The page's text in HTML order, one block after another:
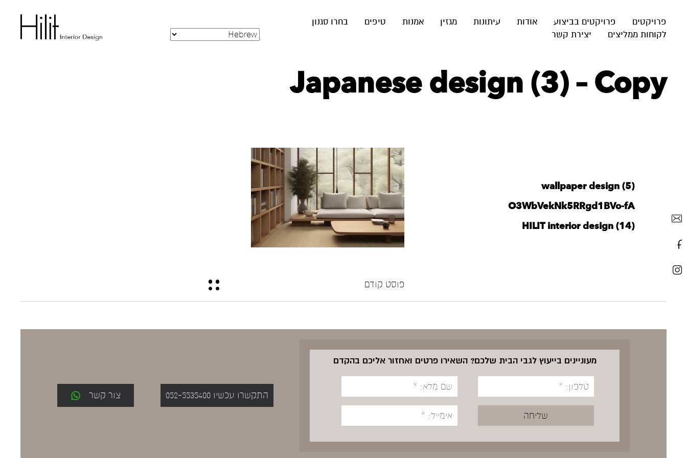
פרויקטים פרויקטים בביצוע אודות עיתונות מגזין אמנות טיפים
בחרו סגנון
לקוחות ממליצים
יצירת קשר
Japanese design (3) – Copy
wallpaper design (5)
O3WbVekNk5RRgd1BVo-fA
HILIT interior design (14)
פוסט קודם
מעוניינים בייעוץ לגבי הבית שלכם? השאירו פרטים ואחזור אליכם בהקדם
התקשרו עכשיו 052-5535400 צור קשר